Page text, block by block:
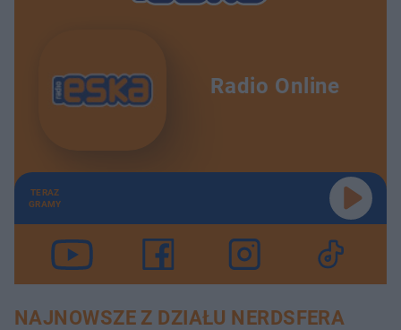
Radio Online
TERAZ
GRAMY
NAJNOWSZE Z DZIAŁU NERDSFERA